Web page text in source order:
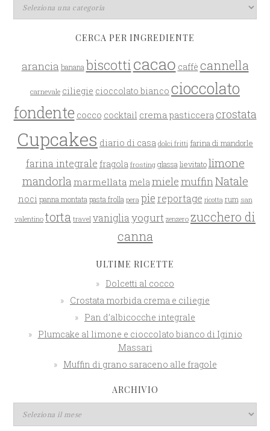
CERCA PER INGREDIENTE
arancia banana biscotticacao caffè cannella
carnevale ciliegie cioccolato bianco cioccolato
fondente cocco cocktail crema pasticcera crostata
Cupcakes diario di casa dolci fritti farina di mandorle
farina integrale fragola frosting glassa lievitato limone
mandorla marmellata melamielemuffin Natale
noci panna montata pasta frolla pera pie reportage ricotta rum san
valentino torta travel vaniglia yogurt zenzero zucchero di
canna
ULTIME RICETTE
Dolcetti al cocco
Crostata morbida crema e ciliegie
Pan d’albicocche integrale
Plumcake al limone e cioccolato bianco di Iginio
Massari
Muffin di grano saraceno alle fragole
ARCHIVIO